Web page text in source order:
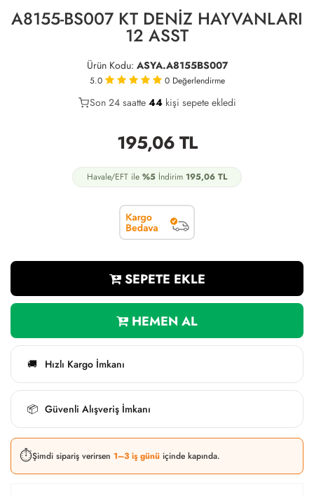
A8155-BS007 KT DENİZ HAYVANLARI
12 ASST
Ürün Kodu: ASYA.A8155BS007
5.0 0 Değerlendirme
21
Son 24 saatte 44kişi sepete ekledi
10
195,06TL
Havale/EFT ile %5 İndirim 195,06 TL
SEPETE EKLE
HEMEN AL
🚚 Hızlı Kargo İmkanı
📦 Güvenli Alışveriş İmkanı
⏱️Şimdi sipariş verirsen 1–3 iş günü içinde kapında.